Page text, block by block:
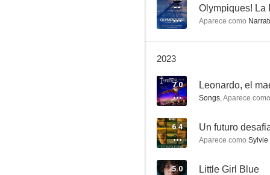
6.6
-- Olympiques! La
Aparece como
2023
7.0 Leonardo, el
Songs,Aparece como
6.4 Un futuro
Aparece como Sylvie
5.0 Little Girl Blue